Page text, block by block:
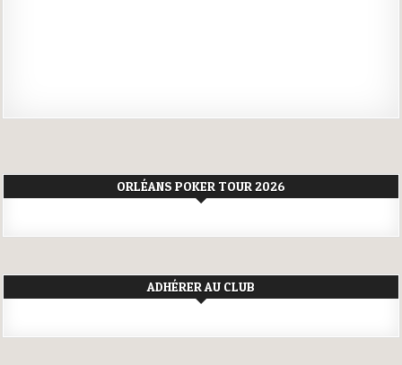
ORLÉANS POKER TOUR 2026
ADHÉRER AU CLUB